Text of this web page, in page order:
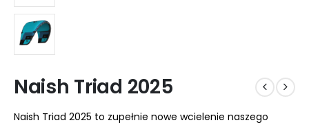
Naish Triad 2025
Naish Triad 2025 to zupełnie nowe wcielenie naszego